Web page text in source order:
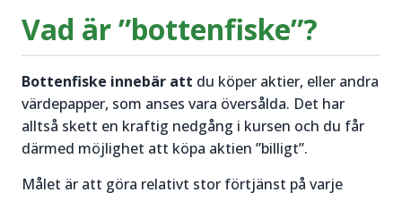
Vad är ”bottenfiske”?
Bottenfiske innebär att du köper aktier, eller andra
värdepapper, som anses vara översålda. Det har
alltså skett en kraftig nedgång i kursen och du får
därmed möjlighet att köpa aktien ”billigt”.
Målet är att göra relativt stor förtjänst på varje